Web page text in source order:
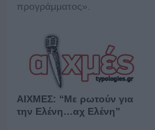
προγράμματος».
ΑΙΧΜΕΣ: “Με ρωτούν για
την Ελένη…αχ Ελένη”